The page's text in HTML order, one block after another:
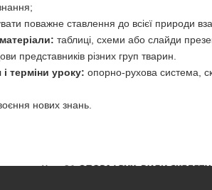
поважне ставлення до всієї природи
таблиці, схеми або слайди
представників різних груп тварин.
і терміни уроку: опорно-рухова система,
нових знань.